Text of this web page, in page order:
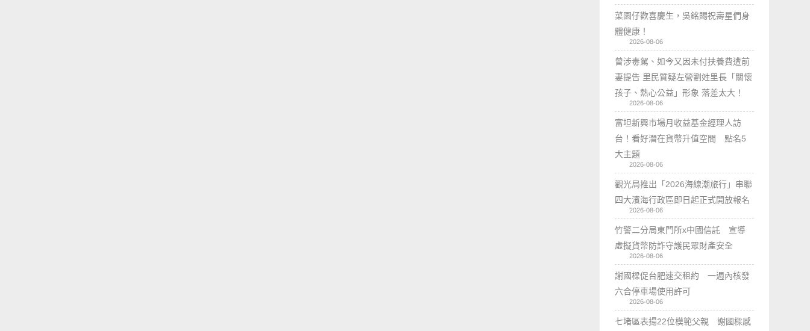
菜園仔歡喜慶生，吳銘賜祝壽星們身
體健康！
2026-08-06
曾涉毒駕、如今又因未付扶養費遭前
妻提告 里民質疑左營劉姓里長「關懷
孩子、熱心公益」形象 落差太大！
2026-08-06
富坦新興市場月收益基金經理人訪
台！看好潛在貨幣升值空間 點名5
大主題
2026-08-06
觀光局推出「2026海線潮旅行」串聯
四大濱海行政區即日起正式開放報名
2026-08-06
竹警二分局東門所x中國信託 宣導
虛擬貨幣防詐守護民眾財產安全
2026-08-06
謝國樑促台肥速交租約 一週內核發
六合停車場使用許可
2026-08-06
七堵區表揚22位模範父親 謝國樑感